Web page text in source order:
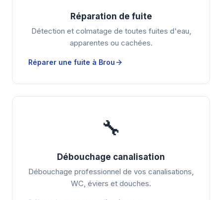
Réparation de fuite
Détection et colmatage de toutes fuites d'eau,
apparentes ou cachées.
Réparer une fuite à Brou
🔧
Débouchage canalisation
Débouchage professionnel de vos canalisations,
WC, éviers et douches.